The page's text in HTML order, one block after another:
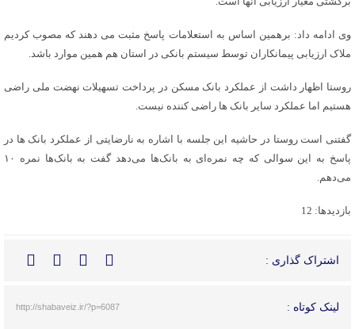
وی ادامه داد: برهمین اساس به استعلامات پاسخ مثبت می دهند که مصوب کردیم
ملاک ارزیابی پیمانکاران توسط سیستم بانکی در استان هم همین موارد باشد.
روستا اظهار داشت از عملکرد بانک مسکن در پرداخت تسهیلات نهضت ملی راضی
هستیم اما عملکرد سایر بانک ها راضی کننده نیست.
گفتنی است روستا در حاشیه این جلسه با اشاره به نارضایتی از عملکرد بانک ها در
پاسخ به این سوالی که چه نمره‌ای به بانک‌ها می‌دهد گفت به بانک‌ها نمره ۱۰
می‌دهم.
بازدیدها: 12
اشتراک گذاری :
لینک کوتاه : http://shabaveiz.ir/?p=6087